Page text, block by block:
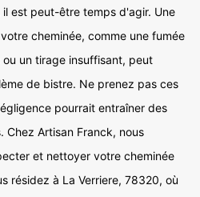
est peut-être temps d'agir. Une
cheminée, comme une fumée
un tirage insuffisant, peut
de bistre. Ne prenez pas ces
pourrait entraîner des
Chez Artisan Franck, nous
et nettoyer votre cheminée
résidez à La Verriere, 78320, où